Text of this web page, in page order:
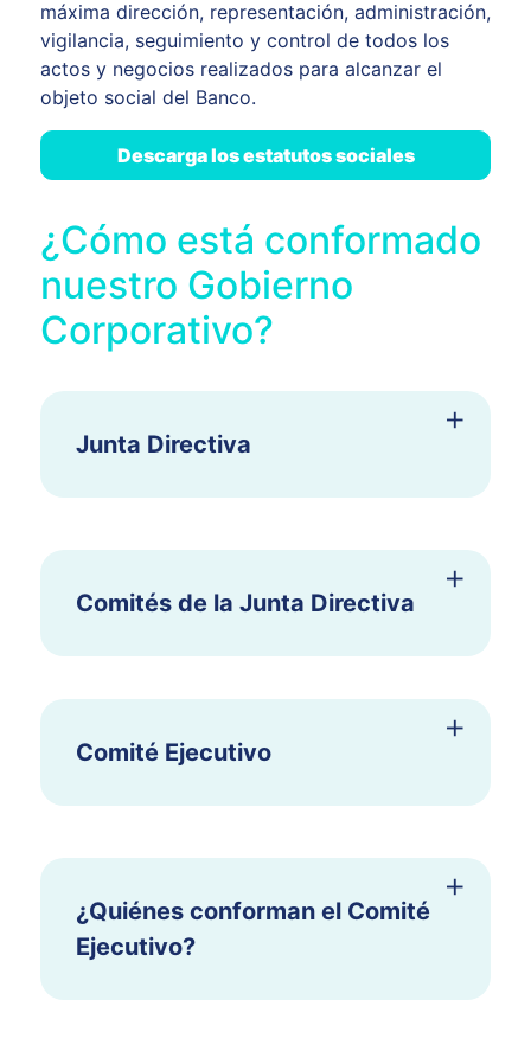
máxima dirección, representación, administración,
vigilancia, seguimiento y control de todos los
actos y negocios realizados para alcanzar el
objeto social del Banco.
Descarga los estatutos sociales
¿Cómo está conformado
nuestro Gobierno
Corporativo?
Junta Directiva
Comités de la Junta Directiva
Comité Ejecutivo
¿Quiénes conforman el Comité
Ejecutivo?